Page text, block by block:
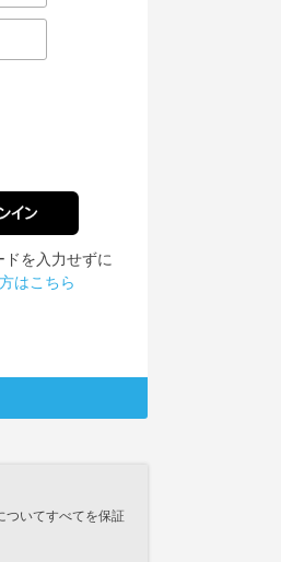
を入力せずに
はこちら
ついてすべてを保証